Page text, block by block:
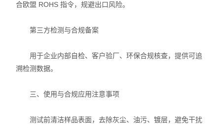
合欧盟 ROHS 指令，规避出口风险。
第三方检测与合规备案
用于企业内部自检、客户验厂、环保合规核查，提供可追
溯检测数据。
三、使用与合规应用注意事项
测试前清洁样品表面，去除灰尘、油污、镀层，避免干扰